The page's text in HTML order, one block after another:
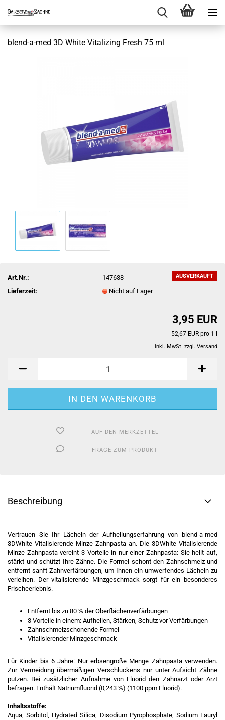
blend-a-med 3D White Vitalizing Fresh 75 ml
AUSVERKAUFT
Art.Nr.:
147638
Lieferzeit:
Nicht auf Lager
3,95 EUR
52,67 EUR pro 1 l
inkl. MwSt. zzgl. Versand
AUF DEN MERKZETTEL
FRAGE ZUM PRODUKT
Beschreibung
Vertrauen Sie Ihr Lächeln der Aufhellungserfahrung von blend-a-med
3DWhite Vitalisierende Minze Zahnpasta an. Die 3DWhite Vitalisierende
Minze Zahnpasta vereint 3 Vorteile in nur einer Zahnpasta: Sie hellt auf,
stärkt und schützt Ihre Zähne. Die Formel schont den Zahnschmelz und
entfernt sanft Zahnverfärbungen, um Ihnen ein umwerfendes Lächeln zu
verleihen. Der vitalisierende Minzgeschmack sorgt für ein besonderes
Frischeerlebnis.
Entfernt bis zu 80 % der Oberflächenverfärbungen
3 Vorteile in einem: Aufhellen, Stärken, Schutz vor Verfärbungen
Zahnschmelzschonende Formel
Vitalisierender Minzgeschmack
Für Kinder bis 6 Jahre: Nur erbsengroße Menge Zahnpasta verwenden.
Zur Vermeidung übermäßigen Verschluckens nur unter Aufsicht Zähne
putzen. Bei zusätzlicher Aufnahme von Fluorid den Zahnarzt oder Arzt
befragen. Enthält Natriumfluorid (0,243 %) (1100 ppm Fluorid).
Inhaltsstoffe:
Aqua, Sorbitol, Hydrated Silica, Disodium Pyrophosphate, Sodium Lauryl